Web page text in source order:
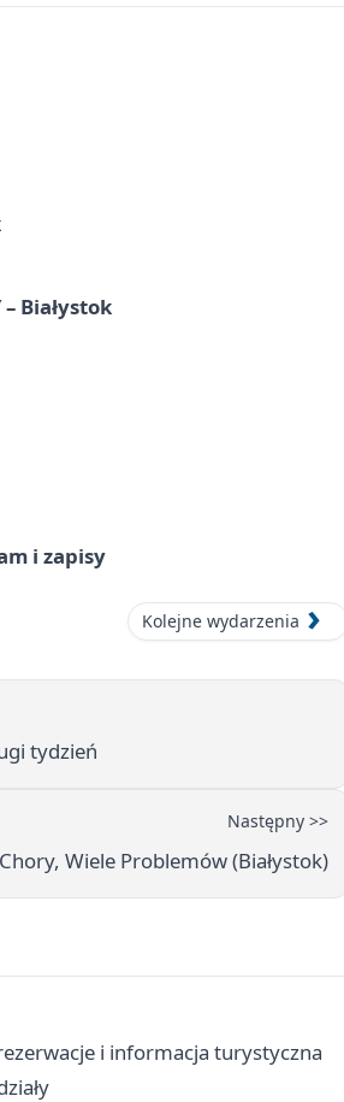
– Białystok
i zapisy
Kolejne wydarzenia
tydzień
Następny >>
Wiele Problemów (Białystok)
i informacja turystyczna